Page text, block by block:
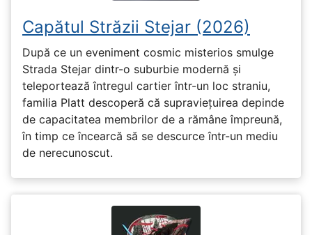
Capătul Străzii Stejar (2026)
După ce un eveniment cosmic misterios smulge
Strada Stejar dintr-o suburbie modernă și
teleportează întregul cartier într-un loc straniu,
familia Platt descoperă că supraviețuirea depinde
de capacitatea membrilor de a rămâne împreună,
în timp ce încearcă să se descurce într-un mediu
de nerecunoscut.